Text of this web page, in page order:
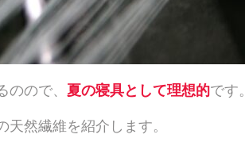
ので、 夏の寝具として理想的です。
然繊維を紹介します。